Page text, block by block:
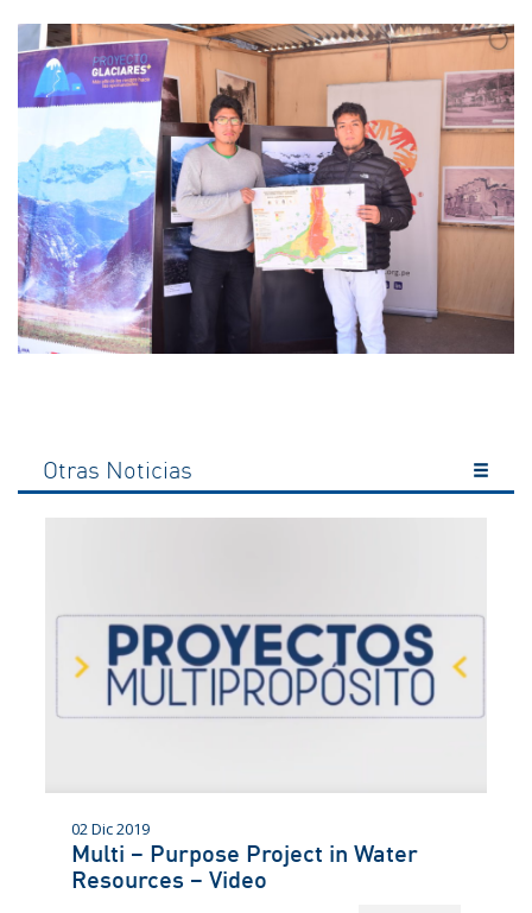
Otras Noticias
02 Dic 2019
Multi – Purpose Project in Water
Resources – Video